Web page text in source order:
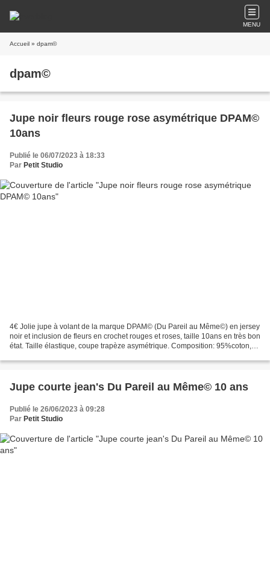
MENU
Accueil » dpam©
dpam©
Jupe noir fleurs rouge rose asymétrique DPAM©
10ans
Publié le 06/07/2023 à 18:33
Par Petit Studio
4€ Jolie jupe à volant de la marque DPAM© (Du Pareil au Même©) en jersey
noir et inclusion de fleurs en crochet rouges et roses, taille 10ans en très bon
état. Taille élastique, coupe trapèze asymétrique. Composition: 95%coton,
Jupe courte jean's Du Pareil au Même© 10 ans
Publié le 26/06/2023 à 09:28
Par Petit Studio